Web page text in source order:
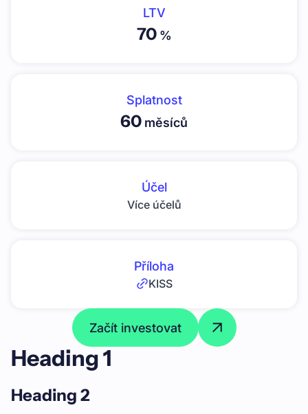
LTV
70%
Splatnost
60 měsíců
Účel
Více účelů
Příloha
KISS
Začít investovat
Heading 1
Heading 2